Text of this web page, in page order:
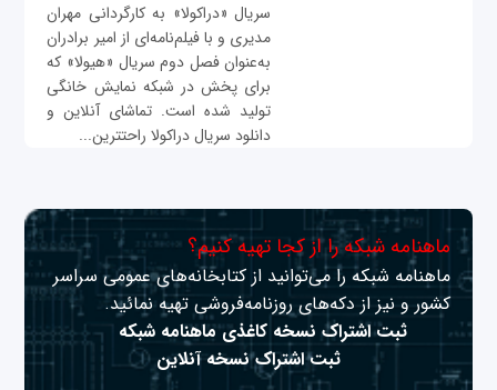
سریال «دراکولا» به کارگردانی مهران
مدیری و با فیلم‌نامه‌ای از امیر برادران
به‌عنوان فصل دوم سریال «هیولا» که
برای پخش در شبکه نمایش خانگی
تولید شده است. تماشای آنلاین و
دانلود سریال دراکولا راحتترین...
ماهنامه شبکه را از کجا تهیه کنیم؟
ماهنامه شبکه را می‌توانید از کتابخانه‌های عمومی سراسر
کشور و نیز از دکه‌های روزنامه‌فروشی تهیه نمائید.
ثبت اشتراک نسخه کاغذی ماهنامه شبکه
ثبت اشتراک نسخه آنلاین